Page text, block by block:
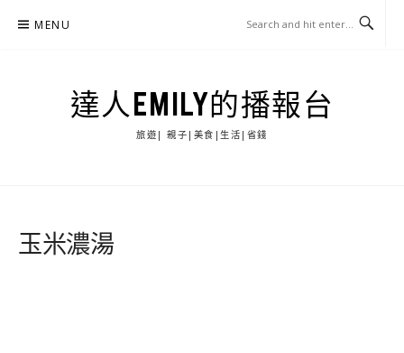
MENU
達人EMILY的播報台
旅遊| 親子|美食|生活|省錢
玉米濃湯